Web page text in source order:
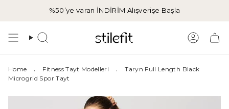
%50’ye varan İNDİRİM Alışverişe Başla
Aramak Hesap
Home . Fitness Tayt Modelleri .
Taryn Full Length Black
Microgrid Spor Tayt